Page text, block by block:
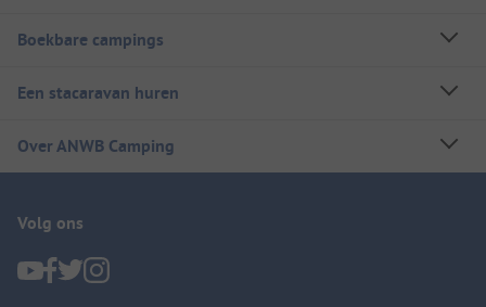
Boekbare campings
Een stacaravan huren
Over ANWB Camping
Volg ons